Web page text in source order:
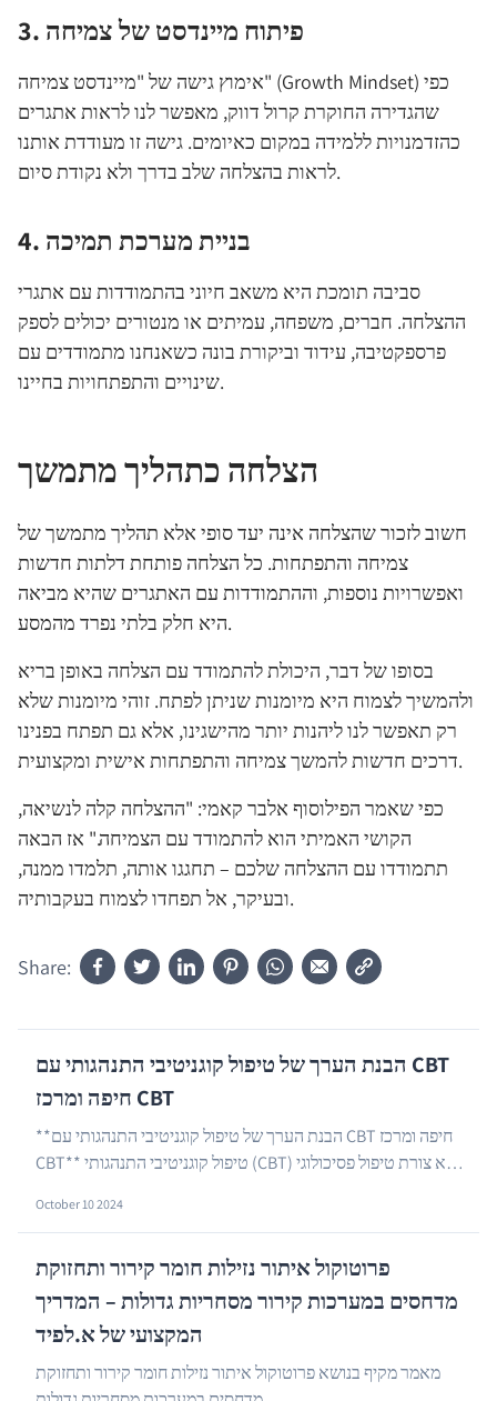
3. פיתוח מיינדסט של צמיחה
אימוץ גישה של "מיינדסט צמיחה" (Growth Mindset) כפי
שהגדירה החוקרת קרול דווק, מאפשר לנו לראות אתגרים
כהזדמנויות ללמידה במקום כאיומים. גישה זו מעודדת אותנו
לראות בהצלחה שלב בדרך ולא נקודת סיום.
4. בניית מערכת תמיכה
סביבה תומכת היא משאב חיוני בהתמודדות עם אתגרי
ההצלחה. חברים, משפחה, עמיתים או מנטורים יכולים לספק
פרספקטיבה, עידוד וביקורת בונה כשאנחנו מתמודדים עם
שינויים והתפתחויות בחיינו.
הצלחה כתהליך מתמשך
חשוב לזכור שהצלחה אינה יעד סופי אלא תהליך מתמשך של
צמיחה והתפתחות. כל הצלחה פותחת דלתות חדשות
ואפשרויות נוספות, וההתמודדות עם האתגרים שהיא מביאה
היא חלק בלתי נפרד מהמסע.
בסופו של דבר, היכולת להתמודד עם הצלחה באופן בריא
ולהמשיך לצמוח היא מיומנות שניתן לפתח. זוהי מיומנות שלא
רק תאפשר לנו ליהנות יותר מהישגינו, אלא גם תפתח בפנינו
דרכים חדשות להמשך צמיחה והתפתחות אישית ומקצועית.
כפי שאמר הפילוסוף אלבר קאמי: "ההצלחה קלה לנשיאה,
הקושי האמיתי הוא להתמודד עם הצמיחה." אז הבאה
תתמודדו עם ההצלחה שלכם – תחגגו אותה, תלמדו ממנה,
ובעיקר, אל תפחדו לצמוח בעקבותיה.
Share:
הבנת הערך של טיפול קוגניטיבי התנהגותי עם CBT
חיפה ומרכז CBT
**הבנת הערך של טיפול קוגניטיבי התנהגותי עם CBT חיפה ומרכז
CBT** טיפול קוגניטיבי התנהגותי (CBT) הוא צורת טיפול פסיכולוגי
October 10 2024
פרוטוקול איתור נזילות חומר קירור ותחזוקת
מדחסים במערכות קירור מסחריות גדולות – המדריך
המקצועי של א.לפיד
מאמר מקיף בנושא פרוטוקול איתור נזילות חומר קירור ותחזוקת